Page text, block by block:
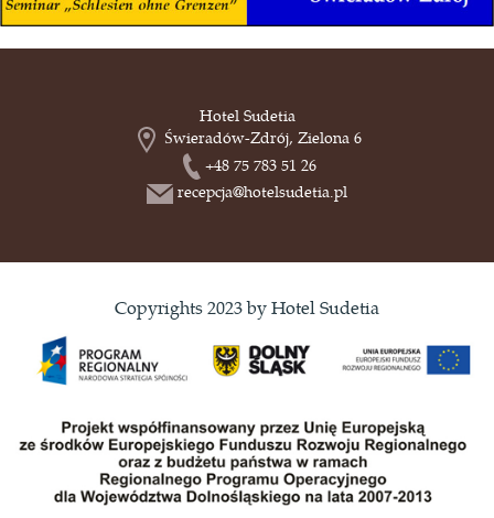
Hotel Sudetia
Świeradów-Zdrój, Zielona 6
+48 75 783 51 26
recepcja@hotelsudetia.pl
Copyrights 2023 by Hotel Sudetia